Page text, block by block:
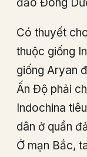
đảo Đông
Có thuyết
thuộc giống
giống Aryan
Ấn Độ phải
Indochina
dân ở quần
Ở mạn Bắc,